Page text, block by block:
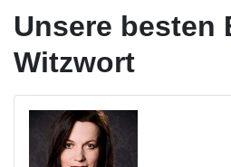
Unsere besten
Witzwort